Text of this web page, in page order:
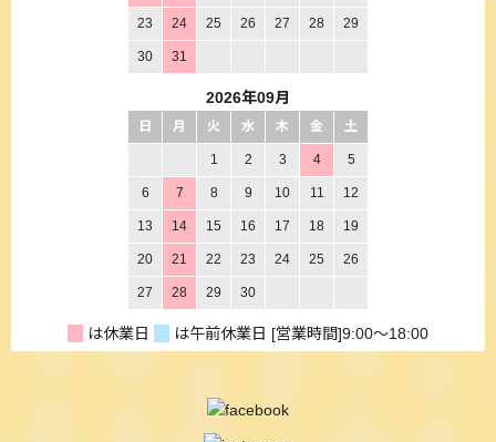
23 24 25 26 27 28 29
30 31
2026年09月
日 月 火 水 木 金 土
1 2 3 4 5
6 7 8 9 10 11 12
13 14 15 16 17 18 19
20 21 22 23 24 25 26
27 28 29 30
は休業日 は午前休業日 [営業時間]9:00～18:00